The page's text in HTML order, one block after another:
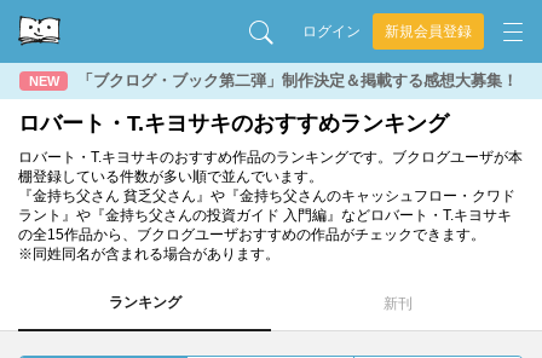
ログイン 新規会員登録
NEW 「ブクログ・ブック第二弾」制作決定＆掲載する感想大募集！
ロバート・T.キヨサキのおすすめランキング
ロバート・T.キヨサキのおすすめ作品のランキングです。ブクログユーザが本
棚登録している件数が多い順で並んでいます。
『金持ち父さん 貧乏父さん』や『金持ち父さんのキャッシュフロー・クワド
ラント』や『金持ち父さんの投資ガイド 入門編』などロバート・T.キヨサキ
の全15作品から、ブクログユーザおすすめの作品がチェックできます。
※同姓同名が含まれる場合があります。
ランキング 新刊